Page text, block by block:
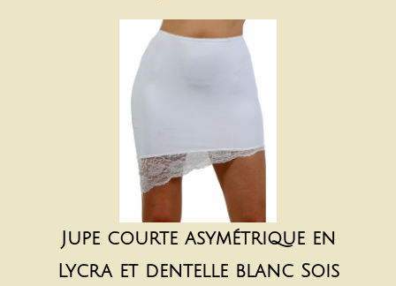
Jupe courte asymétrique en
Lycra et dentelle blanc Sois